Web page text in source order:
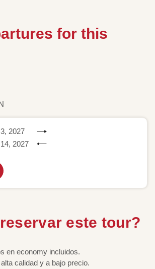
for this
2027
2027
este tour?
en economy incluidos.
calidad y a bajo precio.